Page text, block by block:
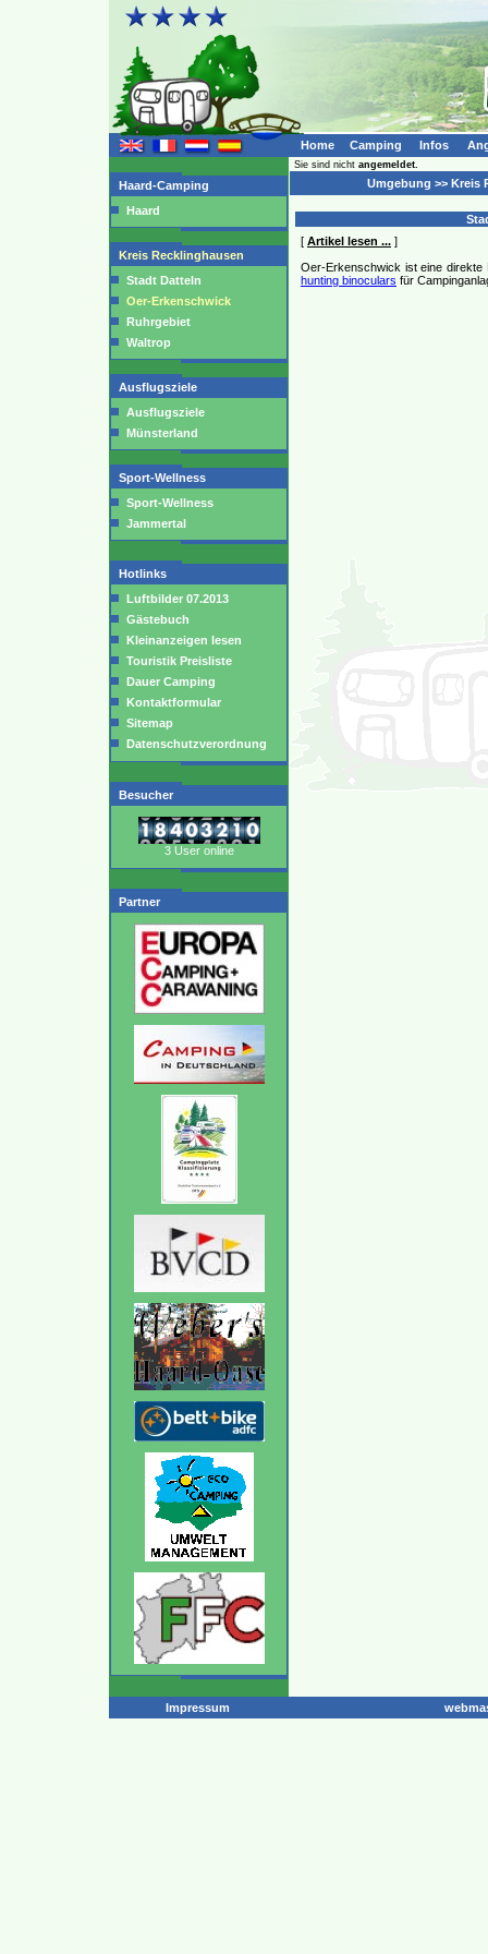
Home Camping Infos
Haard-Camping
Haard
Kreis Recklinghausen
Stadt Datteln
Oer-Erkenschwick
Ruhrgebiet
Waltrop
Ausflugsziele
Ausflugsziele
Münsterland
Sport-Wellness
Sport-Wellness
Jammertal
Hotlinks
Luftbilder 07.2013
Gästebuch
Kleinanzeigen lesen
Touristik Preisliste
Dauer Camping
Kontaktformular
Sitemap
Datenschutzverordnung
Besucher
3 User online
Partner
Sie sind nicht angemeldet.
Umgebung >> Kreis
[ Artikel lesen ... ]
Oer-Erkenschwick ist eine
hunting binoculars für
Impressum